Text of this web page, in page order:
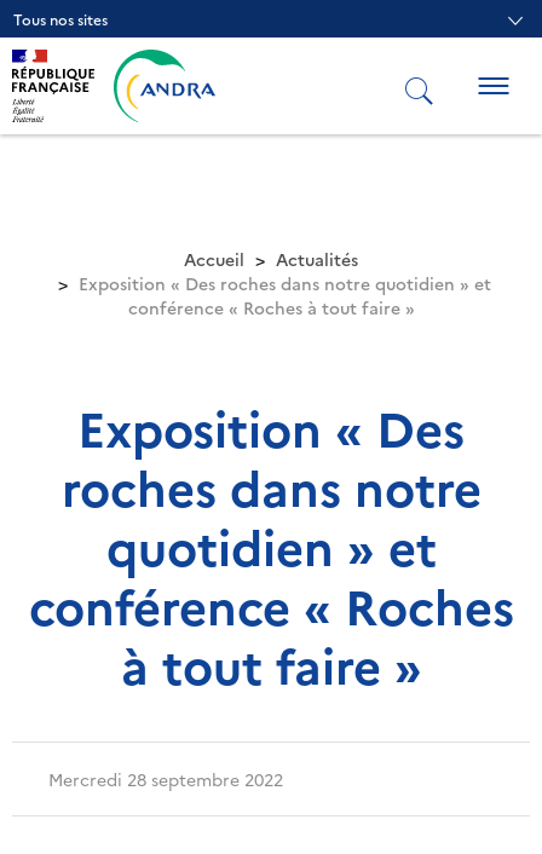
Aller
au
contenu
principal
Tous nos sites
Accueil
Actualités
Exposition « Des roches dans notre quotidien » et
conférence « Roches à tout faire »
Exposition « Des
roches dans notre
quotidien » et
conférence « Roches
à tout faire »
Mercredi 28 septembre 2022